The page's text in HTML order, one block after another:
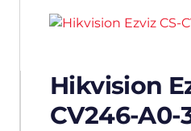
Hikvision
CV246-A0-